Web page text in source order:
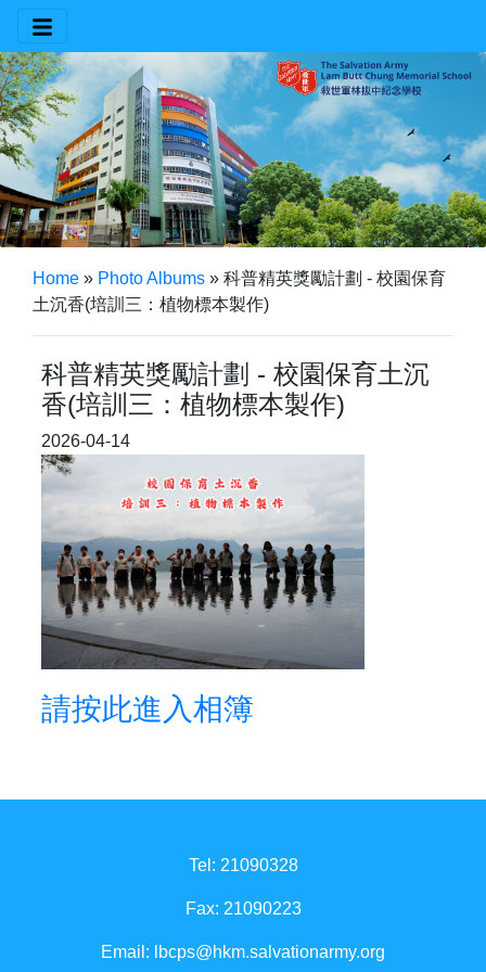
Home » Photo Albums » 科普精英獎勵計劃 - 校園保育
土沉香(培訓三：植物標本製作)
科普精英獎勵計劃 - 校園保育土沉
香(培訓三：植物標本製作)
2026-04-14
請按此進入相簿
Tel: 21090328
Fax: 21090223
Email: lbcps@hkm.salvationarmy.org